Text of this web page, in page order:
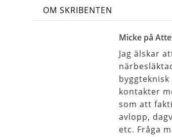
OM SKRIBENTEN
Micke på
Jag älskar
kontakter
som att
avlopp,
etc. Fråga